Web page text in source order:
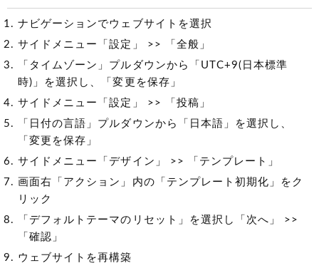
ナビゲーションでウェブサイトを選択
サイドメニュー「設定」 >> 「全般」
「タイムゾーン」プルダウンから「UTC+9(日本標準
時)」を選択し、「変更を保存」
サイドメニュー「設定」 >> 「投稿」
「日付の言語」プルダウンから「日本語」を選択し、
「変更を保存」
サイドメニュー「デザイン」 >> 「テンプレート」
画面右「アクション」内の「テンプレート初期化」をク
リック
「デフォルトテーマのリセット」を選択し「次へ」 >>
「確認」
ウェブサイトを再構築